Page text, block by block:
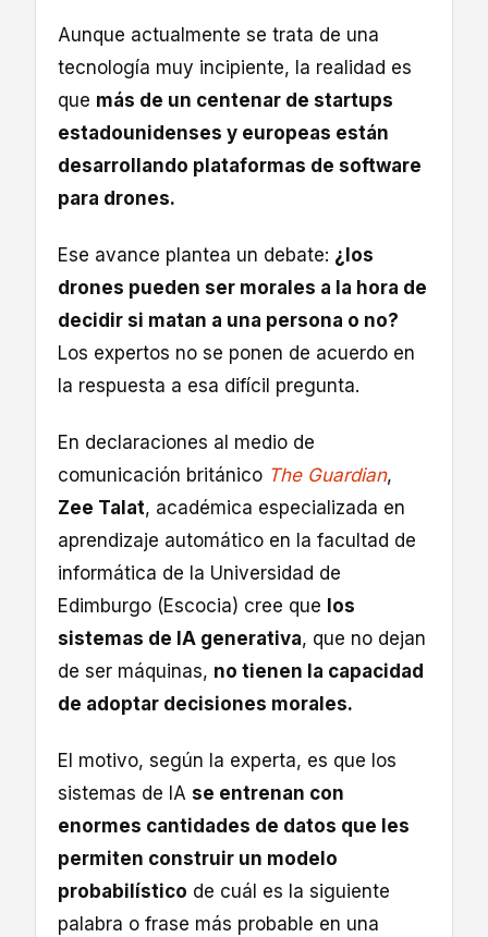
Aunque actualmente se trata de una
tecnología muy incipiente, la realidad es
que más de un centenar de startups
estadounidenses y europeas están
desarrollando plataformas de software
para drones.
Ese avance plantea un debate: ¿los
drones pueden ser morales a la hora de
decidir si matan a una persona o no?
Los expertos no se ponen de acuerdo en
la respuesta a esa difícil pregunta.
En declaraciones al medio de
comunicación británico The Guardian,
Zee Talat, académica especializada en
aprendizaje automático en la facultad de
informática de la Universidad de
Edimburgo (Escocia) cree que los
sistemas de IA generativa, que no dejan
de ser máquinas, no tienen la capacidad
de adoptar decisiones morales.
El motivo, según la experta, es que los
sistemas de IA se entrenan con
enormes cantidades de datos que les
permiten construir un modelo
probabilístico de cuál es la siguiente
palabra o frase más probable en una